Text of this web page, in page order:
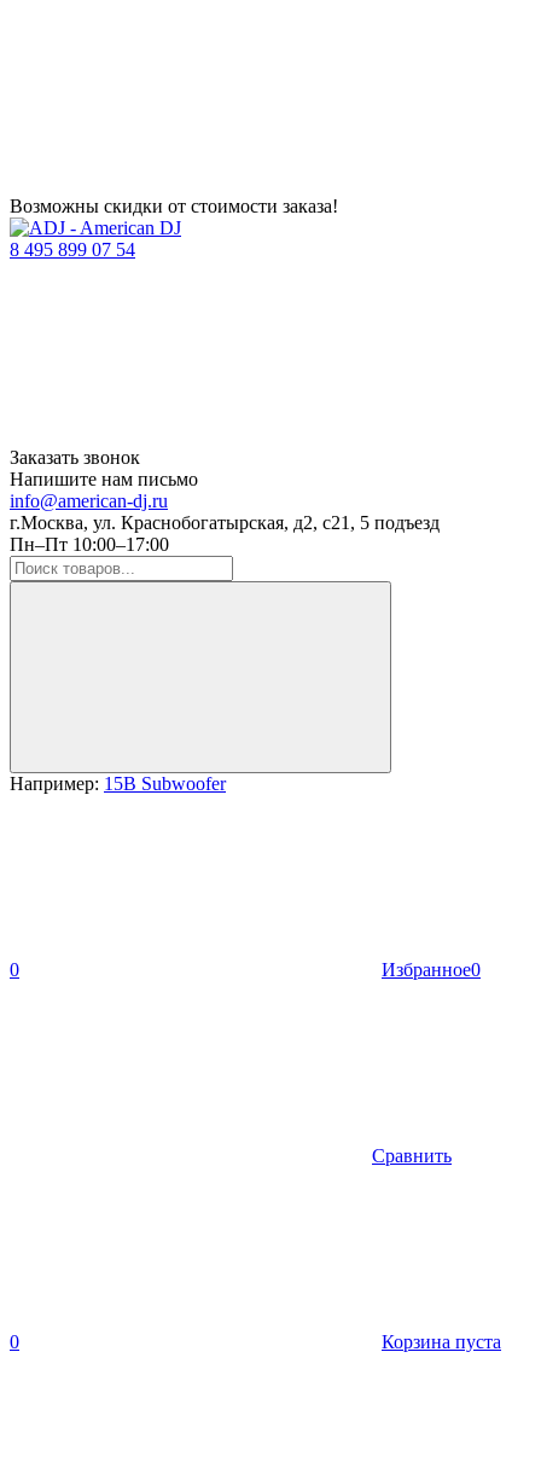
Возможны скидки от стоимости заказа!
8 495 899 07 54
Заказать звонок
Напишите нам письмо
info@american-dj.ru
г.Москва, ул. Краснобогатырская, д2, с21, 5 подъезд
Пн–Пт 10:00–17:00
Например: 15B Subwoofer
0 Избранное0
Сравнить
0 Корзина пуста